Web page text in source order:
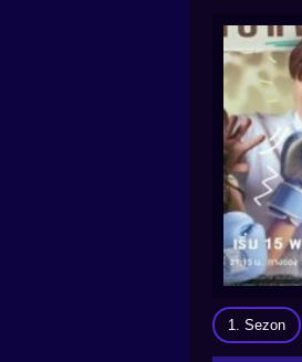
1. Sezon